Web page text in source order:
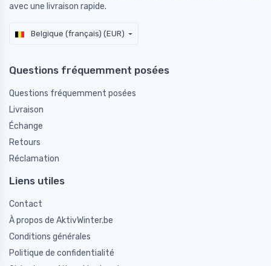
avec une livraison rapide.
Belgique (français) (EUR)
Questions fréquemment posées
Questions fréquemment posées
Livraison
Échange
Retours
Réclamation
Liens utiles
Contact
À propos de AktivWinter.be
Conditions générales
Politique de confidentialité